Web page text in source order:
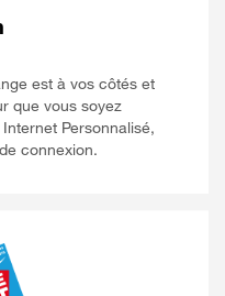
est à vos côtés et
que vous soyez
Personnalisé,
connexion.